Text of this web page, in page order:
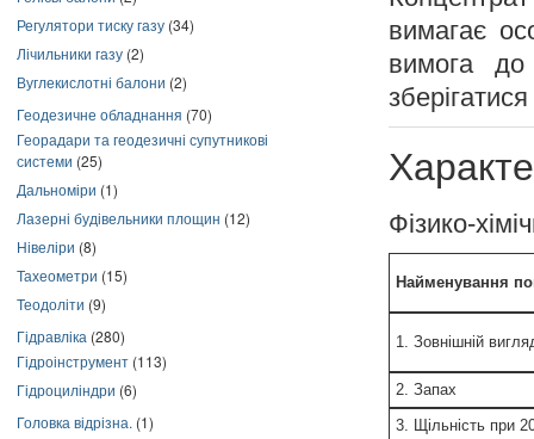
Регулятори тиску газу (34)
Лічильники газу (2)
Вуглекислотні балони (2)
Геодезичне обладнання (70)
Георадари та геодезичні супутникові
системи (25)
Дальноміри (1)
Лазерні будівельники площин (12)
Нівеліри (8)
Тахеометри (15)
Теодоліти (9)
Гідравліка (280)
Гідроінструмент (113)
Гідроциліндри (6)
Головка відрізна. (1)
вимагає
вимога
Фізико-
Найменування
1. Зовнішній
2. Запах
3. Щільність при